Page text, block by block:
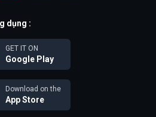
dụng :
GET IT ON
Google Play
Download on the
App Store